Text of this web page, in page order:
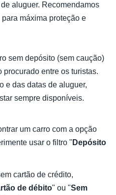
aluguer. Recomendamos
máxima proteção e
sem depósito (sem caução)
procurado entre os turistas.
e das datas de aluguer,
sempre disponíveis.
um carro com a opção
usar o filtro " Depósito
cartão de crédito,
de débito" ou "Sem